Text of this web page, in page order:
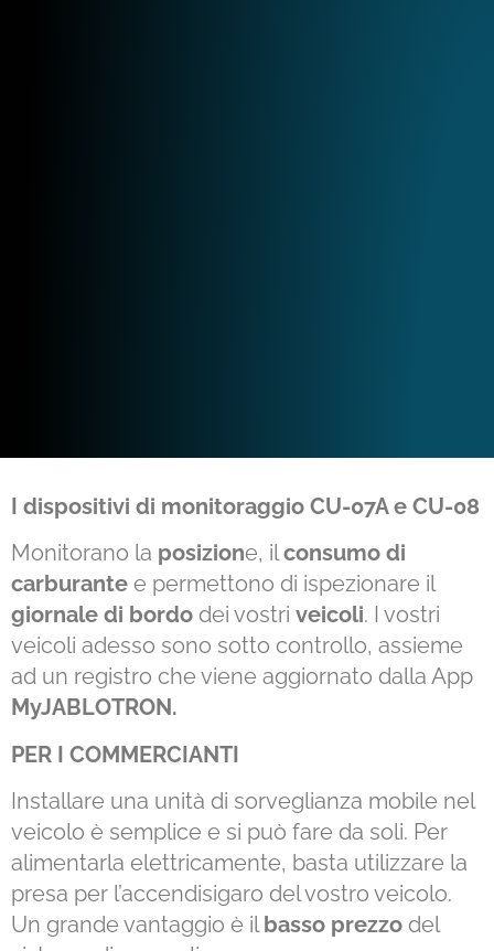
I dispositivi di monitoraggio CU-07A e CU-08
Monitorano la posizione, ilconsumo di
carburante e permettono di ispezionare il
giornale di bordo dei vostri veicoli. I vostri
veicoli adesso sono sotto controllo, assieme
ad un registro che viene aggiornato dalla App
MyJABLOTRON.
PER I COMMERCIANTI
Installare una unità di sorveglianza mobile nel
veicolo è semplice e si può fare da soli. Per
alimentarla elettricamente, basta utilizzare la
presa per l’accendisigaro del vostro veicolo.
Un grande vantaggio è ilbasso prezzo del